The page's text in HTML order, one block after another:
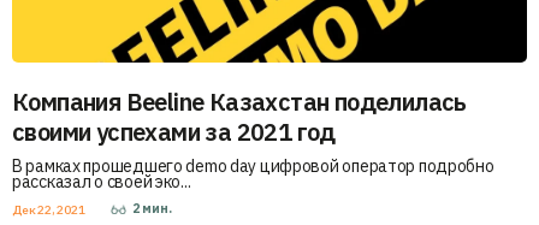
Компания Beeline Казахстан поделилась
своими успехами за 2021 год
В рамках прошедшего demo day цифровой оператор подробно
рассказал о своей эко...
Дек 22, 2021 2 мин.